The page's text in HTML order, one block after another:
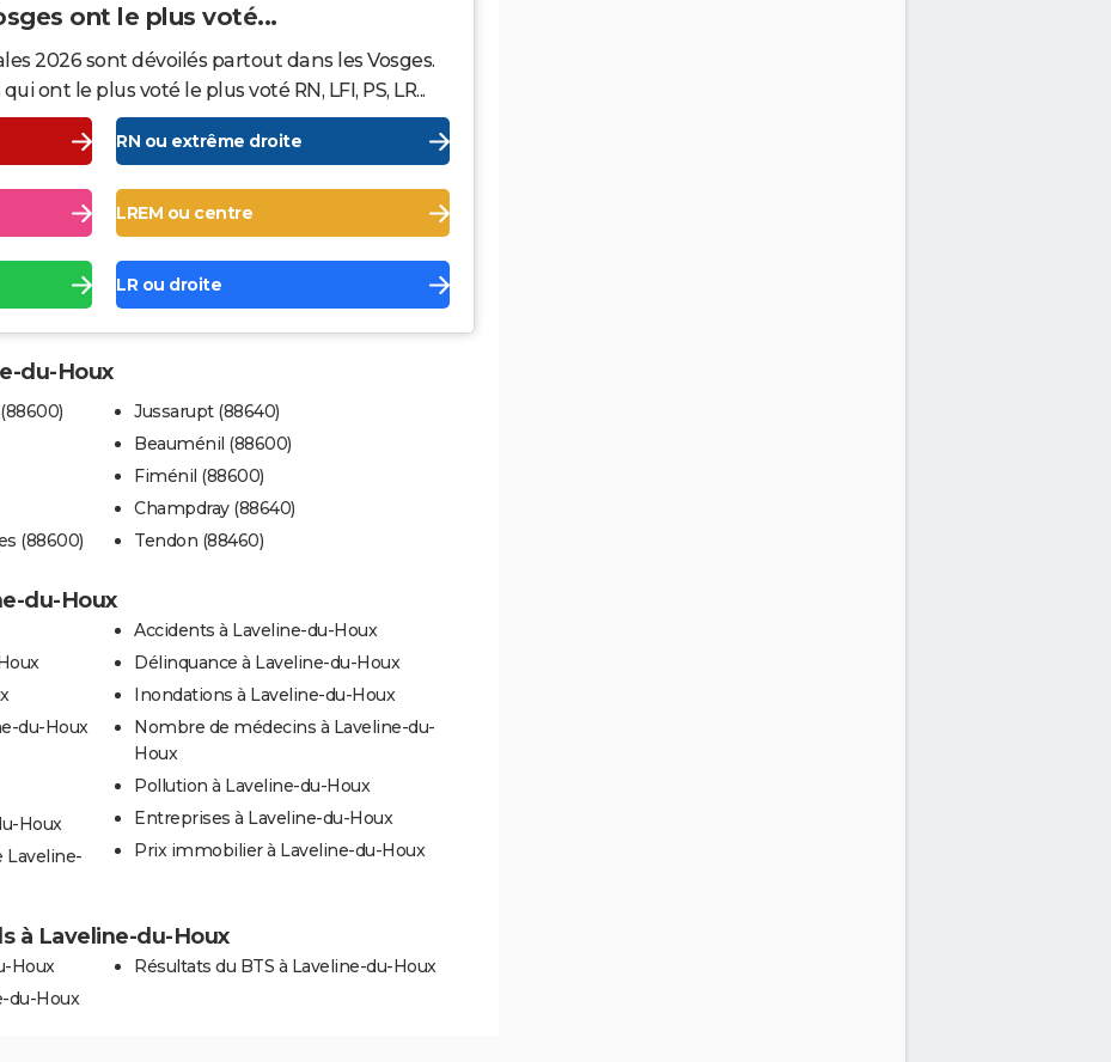
ont le plus voté...
2026 sont dévoilés partout dans les Vosges.
ont le plus voté le plus voté RN, LFI, PS, LR...
RN ou extrême droite
LREM ou centre
LR ou droite
du-Houx
(88600)
Jussarupt (88640)
Beauménil (88600)
Fiménil (88600)
Champdray (88640)
Tendon (88460)
du-Houx
du-Houx
Houx
Laveline-
Accidents à Laveline-du-Houx
Délinquance à Laveline-du-Houx
Inondations à Laveline-du-Houx
Nombre de médecins à Laveline-du-
Houx
Pollution à Laveline-du-Houx
Entreprises à Laveline-du-Houx
Prix immobilier à Laveline-du-Houx
à Laveline-du-Houx
Houx
du-Houx
Résultats du BTS à Laveline-du-Houx